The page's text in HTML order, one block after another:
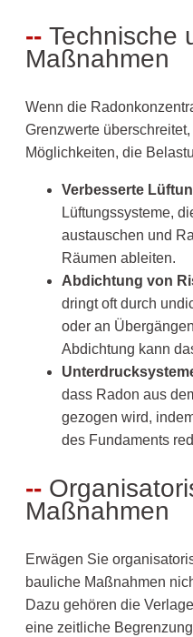
Technische
Maßnahmen
Wenn die
Grenzwerte
Möglichkeiten, die
Verbesserte
Lüftungssysteme,
austauschen und
Räumen ableiten.
Abdichtung von
dringt oft durch
oder an
Abdichtung kann
dass Radon aus
gezogen wird,
des Fundaments
Maßnahmen
Erwägen Sie
bauliche Maßnahmen
Dazu gehören die
eine zeitliche